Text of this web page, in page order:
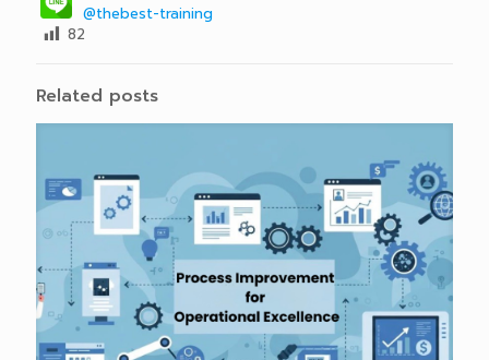
@thebest-training
82
Related posts